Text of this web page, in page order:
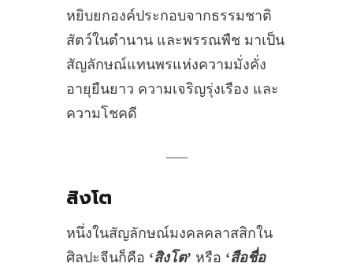
หยิบยกองค์ประกอบจากธรรมชาติ
สัตว์ในตำนาน และพรรณพืช มาเป็น
สัญลักษณ์แทนพรแห่งความมั่งคั่ง
อายุยืนยาว ความเจริญรุ่งเรือง และ
ความโชคดี
สิงโต
หนึ่งในสัญลักษณ์มงคลคลาสสิกใน
ศิลปะจีนก็คือ ‘สิงโต’ หรือ ‘สือชื่อ